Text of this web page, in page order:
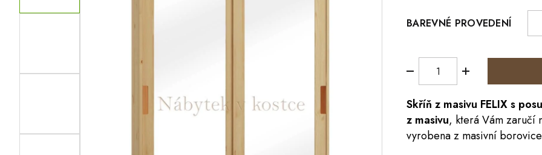
BAREVNÉ PROVEDENÍ
Skříň z masivu FELIXs
z masivu, která Vám zaručí
vyrobena z masivní